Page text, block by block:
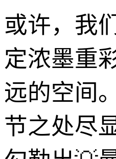
或许，我
定浓墨重
远的空间
节之处尽